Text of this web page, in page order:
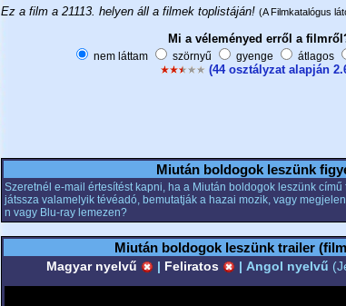
Ez a film a 21113. helyen áll a filmek toplistáján! (A Filmkatalógus
Mi a véleményed erről a
nem láttam szörnyű gyenge átlagos
(44 osztályzat alapján
Miután boldogok leszünk
Szeretnél e-mail értesítést kapni, ha a Miután boldogok leszünk című
játssza valamelyik tévéadó, bemutatják a hazai mozik, vagy
n vagy Blu-ray lemezen?
Miután boldogok leszünk trailer
Magyar nyelvű | Feliratos | Angol nyelvű